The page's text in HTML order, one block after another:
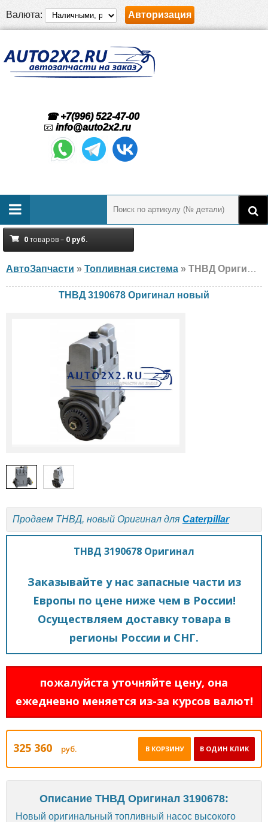
Валюта: Авторизация
☎ +7(996) 522-47-00
📧 info@auto2x2.ru
0товаров – 0 руб.
АвтоЗапчасти » Топливная система » ТНВД Оригинал 3190678 Caterpillar, новый
ТНВД 3190678 Оригинал новый
Продаем ТНВД, новый Оригинал для Caterpillar
ТНВД 3190678 Оригинал
Заказывайте у нас запасные части из
Европы по цене ниже чем в России!
Осуществляем доставку товара в
регионы России и СНГ.
пожалуйста уточняйте цену, она
ежедневно меняется из-за курсов валют!
325 360 руб. В ОДИН КЛИК
В КОРЗИНУ
Описание ТНВД Оригинал 3190678:
Новый оригинальный топливный насос высокого